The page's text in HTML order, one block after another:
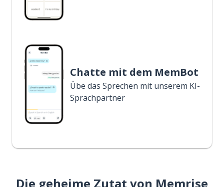
Chatte mit dem MemBot
Übe das Sprechen mit unserem KI-
Sprachpartner
Die geheime Zutat von Memrise